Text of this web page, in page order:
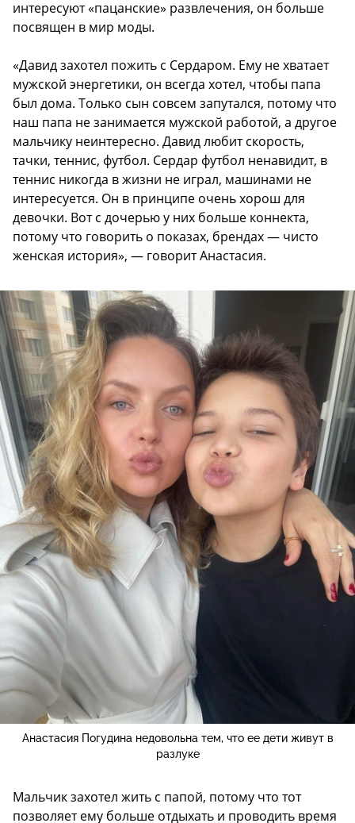
интересуют «пацанские» развлечения, он больше
посвящен в мир моды.
«Давид захотел пожить с Сердаром. Ему не хватает
мужской энергетики, он всегда хотел, чтобы папа
был дома. Только сын совсем запутался, потому что
наш папа не занимается мужской работой, а другое
мальчику неинтересно. Давид любит скорость,
тачки, теннис, футбол. Сердар футбол ненавидит, в
теннис никогда в жизни не играл, машинами не
интересуется. Он в принципе очень хорош для
девочки. Вот с дочерью у них больше коннекта,
потому что говорить о показах, брендах — чисто
женская история», — говорит Анастасия.
Анастасия Погудина недовольна тем, что ее дети живут в
разлуке
Мальчик захотел жить с папой, потому что тот
позволяет ему больше отдыхать и проводить время